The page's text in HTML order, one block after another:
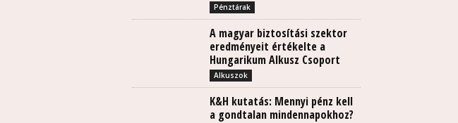
Pénztárak
A magyar biztosítási szektor
eredményeit értékelte a
Hungarikum Alkusz Csoport
Alkuszok
K&H kutatás: Mennyi pénz kell
a gondtalan mindennapokhoz?